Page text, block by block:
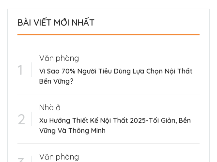
BÀI VIẾT MỚI NHẤT
Văn phòng
Vì Sao 70% Người Tiêu Dùng Lựa Chọn Nội Thất
Bền Vững?
Nhà ở
Xu Hướng Thiết Kế Nội Thất 2025-Tối Giản, Bền
Vững Và Thông Minh
Văn phòng